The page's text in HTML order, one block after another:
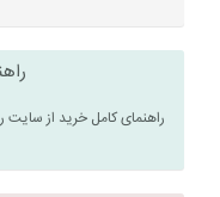
راهنمای کامل خرید از سایت